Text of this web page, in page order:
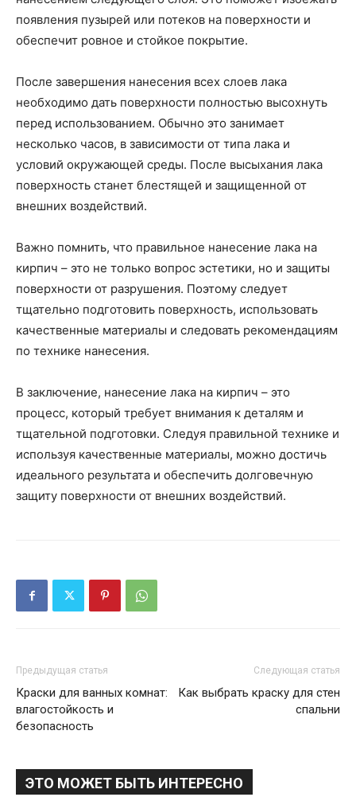
появления пузырей или потеков на поверхности и
обеспечит ровное и стойкое покрытие.
После завершения нанесения всех слоев лака
необходимо дать поверхности полностью высохнуть
перед использованием. Обычно это занимает
несколько часов, в зависимости от типа лака и
условий окружающей среды. После высыхания лака
поверхность станет блестящей и защищенной от
внешних воздействий.
Важно помнить, что правильное нанесение лака на
кирпич – это не только вопрос эстетики, но и защиты
поверхности от разрушения. Поэтому следует
тщательно подготовить поверхность, использовать
качественные материалы и следовать рекомендациям
по технике нанесения.
В заключение, нанесение лака на кирпич – это
процесс, который требует внимания к деталям и
тщательной подготовки. Следуя правильной технике и
используя качественные материалы, можно достичь
идеального результата и обеспечить долговечную
защиту поверхности от внешних воздействий.
Предыдущая статья
Краски для ванных комнат:
влагостойкость и
безопасность
Следующая статья
Как выбрать краску для стен
спальни
ЭТО МОЖЕТ БЫТЬ ИНТЕРЕСНО